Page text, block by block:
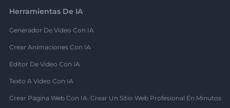
Herramientas De IA
Generador De Video Con IA
Crear Animaciones Con IA
Editor De Video Con IA
Texto A Video Con IA
Crear Página Web Con IA: Crear Un Sitio Web Profesional En Minutos